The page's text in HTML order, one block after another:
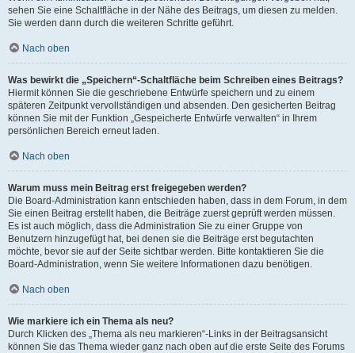
sehen Sie eine Schaltfläche in der Nähe des Beitrags, um diesen zu melden.
Sie werden dann durch die weiteren Schritte geführt.
Nach oben
Was bewirkt die „Speichern“-Schaltfläche beim Schreiben eines Beitrags?
Hiermit können Sie die geschriebene Entwürfe speichern und zu einem
späteren Zeitpunkt vervollständigen und absenden. Den gesicherten Beitrag
können Sie mit der Funktion „Gespeicherte Entwürfe verwalten“ in Ihrem
persönlichen Bereich erneut laden.
Nach oben
Warum muss mein Beitrag erst freigegeben werden?
Die Board-Administration kann entschieden haben, dass in dem Forum, in dem
Sie einen Beitrag erstellt haben, die Beiträge zuerst geprüft werden müssen.
Es ist auch möglich, dass die Administration Sie zu einer Gruppe von
Benutzern hinzugefügt hat, bei denen sie die Beiträge erst begutachten
möchte, bevor sie auf der Seite sichtbar werden. Bitte kontaktieren Sie die
Board-Administration, wenn Sie weitere Informationen dazu benötigen.
Nach oben
Wie markiere ich ein Thema als neu?
Durch Klicken des „Thema als neu markieren“-Links in der Beitragsansicht
können Sie das Thema wieder ganz nach oben auf die erste Seite des Forums